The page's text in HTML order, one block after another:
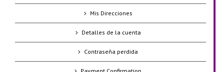
Mis Direcciones
Detalles de la cuenta
Contraseña perdida